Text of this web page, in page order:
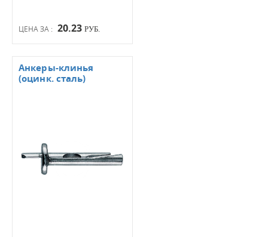
ЦЕНА ЗА : 20.23 РУБ.
Анкеры-клинья
(оцинк. сталь)